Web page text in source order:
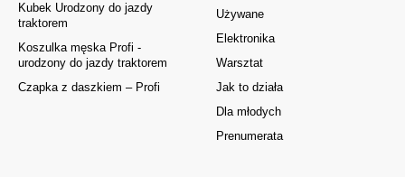
Używane
Elektronika
Warsztat
Jak to działa
Dla młodych
Prenumerata
Kubek Urodzony do jazdy
traktorem
Koszulka męska Profi -
urodzony do jazdy traktorem
Czapka z daszkiem – Profi